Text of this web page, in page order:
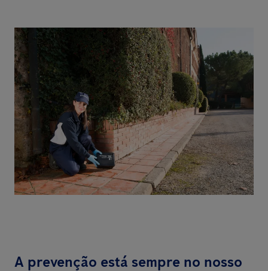
A prevenção está sempre no nosso